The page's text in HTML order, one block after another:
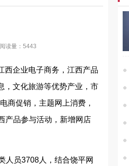
读量：5443
西企业电子商务，江西产品
，文化旅游等优势产业，市
商促销，主题网上消费，
产品参与活动，新增网店
人员3708人，结合饶平网